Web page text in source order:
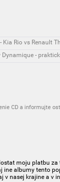
Kia Rio vs Renault
Dynamique -
CD a informujte
moju platbu
ine albumy tento
v nasej krajine a v